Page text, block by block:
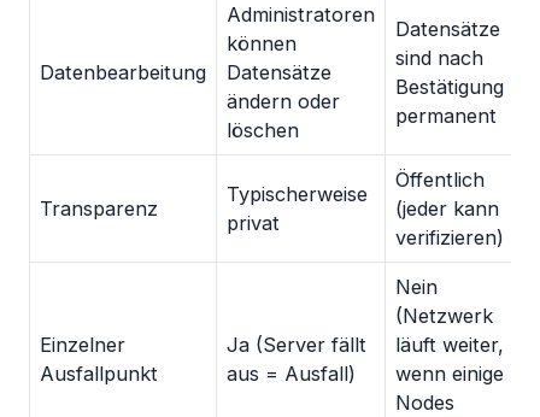
Datenbearbeitung
Administratoren
können
Datensätze
ändern oder
löschen
Datensätze
sind nach
Bestätigung
permanent
Transparenz
Typischerweise
privat
Öffentlich
(jeder kann
verifizieren)
Einzelner
Ausfallpunkt
Ja (Server fällt
aus = Ausfall)
Nein
(Netzwerk
läuft weiter,
wenn einige
Nodes